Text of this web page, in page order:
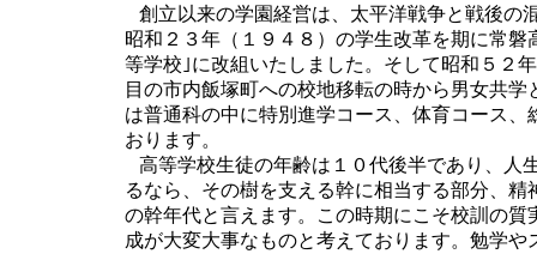
創立以来の学園経営は、太平洋戦争と戦後の
昭和２３年（１９４８）の学生改革を期に常磐
等学校｣に改組いたしました。そして昭和５２
目の市内飯塚町への校地移転の時から男女共学
は普通科の中に特別進学コース、体育コース、
おります。
高等学校生徒の年齢は１０代後半であり、人
るなら、その樹を支える幹に相当する部分、精
の幹年代と言えます。この時期にこそ校訓の質
成が大変大事なものと考えております。勉学や